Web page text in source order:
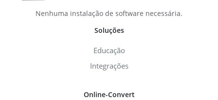
Nenhuma instalação de software necessária.
Soluções
Educação
Integrações
Online-Convert